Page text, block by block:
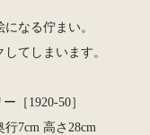
なる佇まい。
てしまいます。
［1920-50］
行7cm 高さ28cm